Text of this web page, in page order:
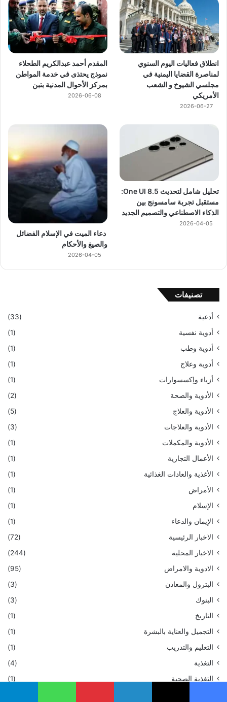
انطلاق فعاليات اليوم السنوي
لمناصرة القضايا اليمنية في
مجلسي الشيوخ و الشعب
الأمريكي
2026-06-27
المقدم أحمد عبدالكريم الطحلاء
نموذج يحتذى في خدمة المواطن
بمركز الأحوال المدنية بتبن
2026-06-08
تحليل شامل لتحديث One UI 8.5:
مستقبل تجربة سامسونج بين
الذكاء الاصطناعي والتصميم الجديد
2026-04-05
دعاء الميت في الإسلام الفضائل
والصيغ والأحكام
2026-04-05
تصنيفات
أدعية
(33)
أدوية نفسية
(1)
أدوية وطب
(1)
أدوية وعلاج
(1)
أزياء وإكسسوارات
(1)
الأدوية والصحة
(2)
الأدوية والعلاج
(5)
الأدوية والعلاجات
(3)
الأدوية والمكملات
(1)
الأعمال التجارية
(1)
الأغذية والعادات الغذائية
(1)
الأمراض
(1)
الإسلام
(1)
الإيمان والدعاء
(1)
الاخبار الرئيسية
(72)
الاخبار المحلية
(244)
الادوية والامراض
(95)
البترول والمعادن
(3)
البنوك
(3)
التاريخ
(1)
التجميل والعناية بالبشرة
(1)
التعليم والتدريب
(1)
التغذية
(4)
التغذية الصحية
(1)